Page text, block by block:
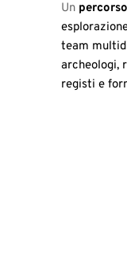
Un
team
archeologi,
registi e